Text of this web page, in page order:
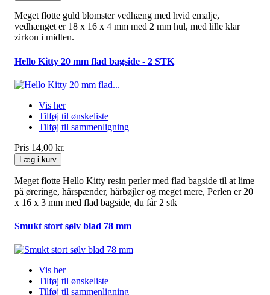
Meget flotte guld blomster vedhæng med hvid emalje,
vedhænget er 18 x 16 x 4 mm med 2 mm hul, med lille klar
zirkon i midten.
Hello Kitty 20 mm flad bagside - 2 STK
Vis her
Tilføj til ønskeliste
Tilføj til sammenligning
Pris 14,00 kr.
Læg i kurv
Meget flotte Hello Kitty resin perler med flad bagside til at lime
på øreringe, hårspænder, hårbøjler og meget mere, Perlen er 20
x 16 x 3 mm med flad bagside, du får 2 stk
Smukt stort sølv blad 78 mm
Vis her
Tilføj til ønskeliste
Tilføj til sammenligning